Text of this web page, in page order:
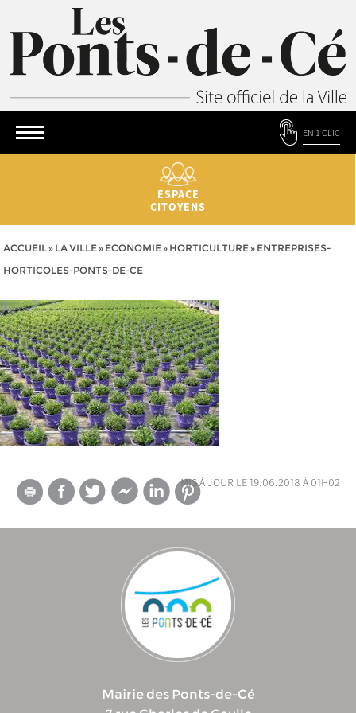
EN 1 CLIC
ESPACE
CITOYENS
ACCUEIL» LA VILLE» ECONOMIE» HORTICULTURE» ENTREPRISES-
HORTICOLES-PONTS-DE-CE
mis à jour le 19.06.2018 à 01h02
Mairie des Ponts-de-Cé